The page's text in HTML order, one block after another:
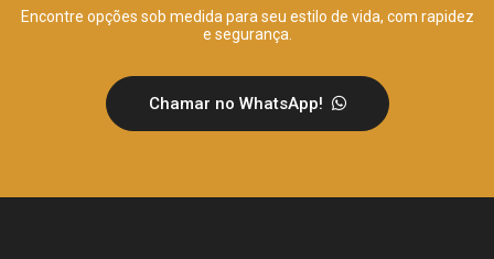
Encontre opções sob medida para seu estilo de vida, com rapidez
e segurança.
Chamar no WhatsApp!